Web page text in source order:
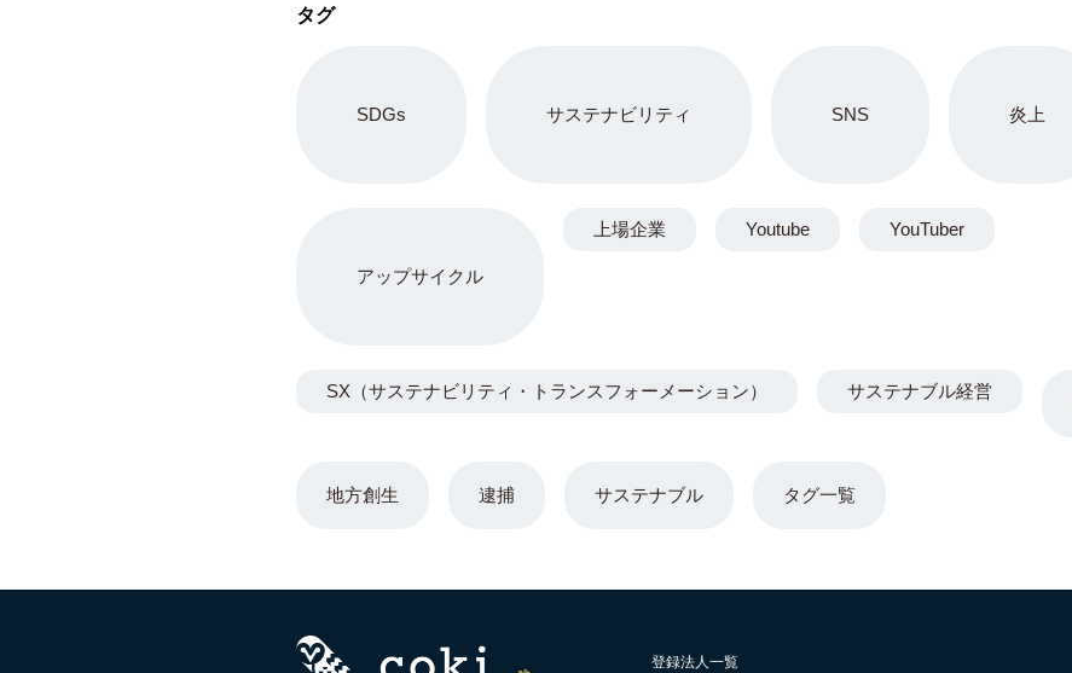
タグ
SDGs サステナビリティ SNS 炎上
アップサイクル
地方創生 逮捕 サステナブル
上場企業 Youtube YouTuber
SX（サステナビリティ・トランスフォーメーション） サステナブル経営
タグ一覧
登録法人一覧